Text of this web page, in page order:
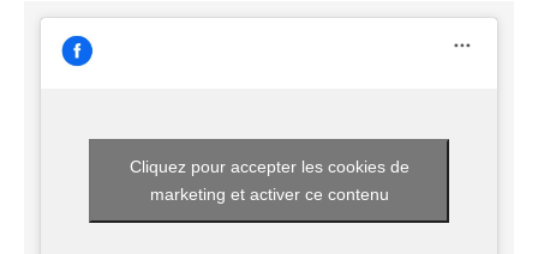
Cliquez pour accepter les cookies de
marketing et activer ce contenu